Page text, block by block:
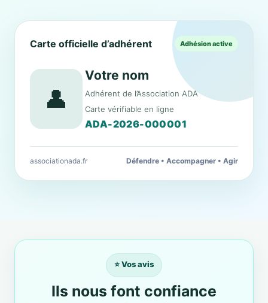
Carte officielle d’adhérent Adhésion active
👤
Votre nom
Adhérent de l’Association ADA
Carte vérifiable en ligne
ADA-2026-000001
associationada.fr Défendre • Accompagner • Agir
⭐ Vos avis
Ils nous font confiance